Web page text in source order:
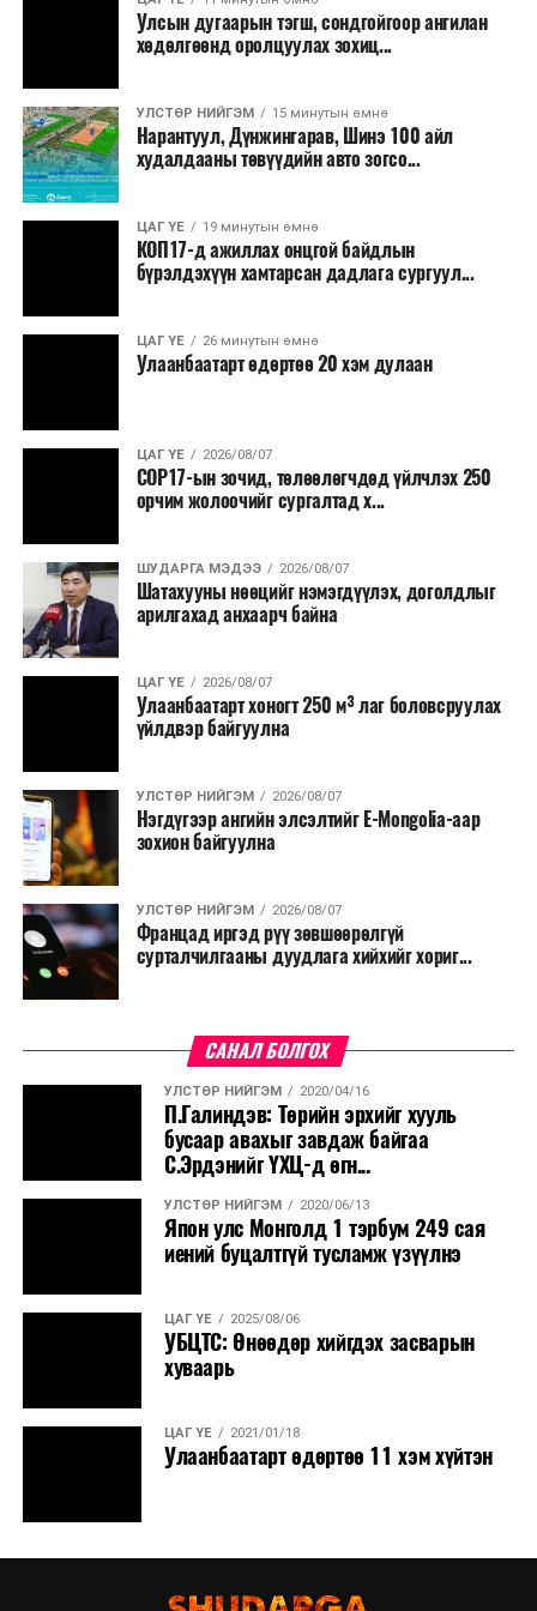
Хуулийг зөрчиж дуудлага хийсэн хувь хүнийг нэг
нэгжийг 375 мянга хүртэлх еврогоор торгох
боломжтой. Харин хэрэглэгч өөрөө зөвшөөрсөн,
эсвэл тухайн компанитай өмнө нь гэрээний
харилцаатай бөгөөд шинэ үйлчилгээ санал болгож
буй тохиолдолд хориг үйлчлэхгүй. Иргэд
зөвшөөрөлгүй дуудлагын талаар төрийн цахим
хуудсаар мэдээлэх боломжтой.
Шинэ хууль Францын зах зээлд үйлчилдэг гадаадын
дуудлагын төвүүдэд нөлөөлөхөөр байна. Тухайлбал,
Мароккогийн дуудлагын төвүүдийн орлогын 80 гаруй
40–50 мянган ажлын байр эрсдэлд орж болзошгүйг
Мароккогийн хөдөлмөр эрхлэлтийн сайд мэдэгджээ.
Улсын дугаарын тэгш, сондгойгоор ангилан
хөдөлгөөнд оролцуулах зохиц...
УЛСТӨР НИЙГЭМ 15 минутын өмнө
Нарантуул, Дүнжингарав, Шинэ 100 айл
худалдааны төвүүдийн авто зогсо...
ЦАГ ҮЕ 19 минутын өмнө
КОП17-д ажиллах онцгой байдлын
бүрэлдэхүүн хамтарсан дадлага сургуул...
ЦАГ ҮЕ 26 минутын өмнө
Улаанбаатарт өдөртөө 20 хэм дулаан
ЦАГ ҮЕ 2026/08/07
COP17-ын зочид, төлөөлөгчдөд үйлчлэх 250
орчим жолоочийг сургалтад х...
ШУДАРГА МЭДЭЭ 2026/08/07
Шатахууны нөөцийг нэмэгдүүлэх, доголдлыг
арилгахад анхаарч байна
ЦАГ ҮЕ 2026/08/07
Улаанбаатарт хоногт 250 м³ лаг боловсруулах
үйлдвэр байгуулна
УЛСТӨР НИЙГЭМ 2026/08/07
Нэгдүгээр ангийн элсэлтийг E-Mongolia-аар
зохион байгуулна
УЛСТӨР НИЙГЭМ 2026/08/07
Францад иргэд рүү зөвшөөрөлгүй
сурталчилгааны дуудлага хийхийг хориг...
САНАЛ БОЛГОХ
УЛСТӨР НИЙГЭМ 2020/04/16
П.Галиндэв: Төрийн эрхийг хууль
бусаар авахыг завдаж байгаа
С.Эрдэнийг ҮХЦ-д өгн...
УЛСТӨР НИЙГЭМ 2020/06/13
Япон улс Монголд 1 тэрбум 249 сая
иений буцалтгүй тусламж үзүүлнэ
ЦАГ ҮЕ 2025/08/06
УБЦТС: Өнөөдөр хийгдэх засварын
хуваарь
ЦАГ ҮЕ 2021/01/18
Улаанбаатарт өдөртөө 11 хэм хүйтэн